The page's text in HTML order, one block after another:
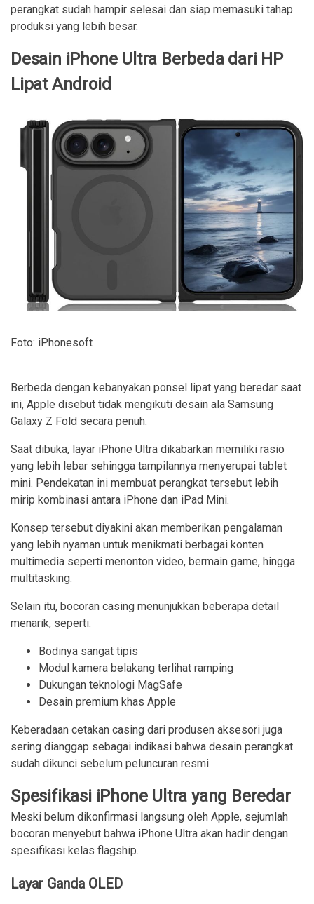
perangkat sudah hampir selesai dan siap memasuki tahap
produksi yang lebih besar.
Desain iPhone Ultra Berbeda dari HP
Lipat Android
Foto: iPhonesoft
Berbeda dengan kebanyakan ponsel lipat yang beredar saat
ini, Apple disebut tidak mengikuti desain ala Samsung
Galaxy Z Fold secara penuh.
Saat dibuka, layar iPhone Ultra dikabarkan memiliki rasio
yang lebih lebar sehingga tampilannya menyerupai tablet
mini. Pendekatan ini membuat perangkat tersebut lebih
mirip kombinasi antara iPhone dan iPad Mini.
Konsep tersebut diyakini akan memberikan pengalaman
yang lebih nyaman untuk menikmati berbagai konten
multimedia seperti menonton video, bermain game, hingga
multitasking.
Selain itu, bocoran casing menunjukkan beberapa detail
menarik, seperti:
Bodinya sangat tipis
Modul kamera belakang terlihat ramping
Dukungan teknologi MagSafe
Desain premium khas Apple
Keberadaan cetakan casing dari produsen aksesori juga
sering dianggap sebagai indikasi bahwa desain perangkat
sudah dikunci sebelum peluncuran resmi.
Spesifikasi iPhone Ultra yang Beredar
Meski belum dikonfirmasi langsung oleh Apple, sejumlah
bocoran menyebut bahwa iPhone Ultra akan hadir dengan
spesifikasi kelas flagship.
Layar Ganda OLED